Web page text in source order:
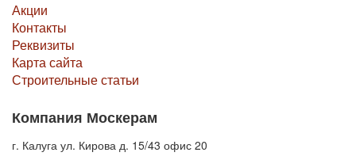
Акции
Контакты
Реквизиты
Карта сайта
Строительные статьи
Компания Москерам
г. Калуга ул. Кирова д. 15/43 офис 20